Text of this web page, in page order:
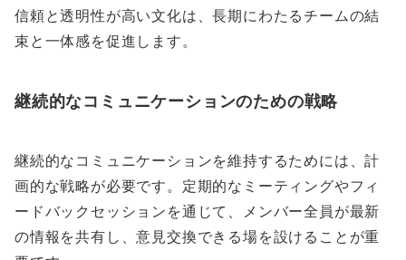
信頼と透明性が高い文化は、長期にわたるチームの結
束と一体感を促進します。
継続的なコミュニケーションのための戦略
継続的なコミュニケーションを維持するためには、計
画的な戦略が必要です。定期的なミーティングやフィ
ードバックセッションを通じて、メンバー全員が最新
の情報を共有し、意見交換できる場を設けることが重